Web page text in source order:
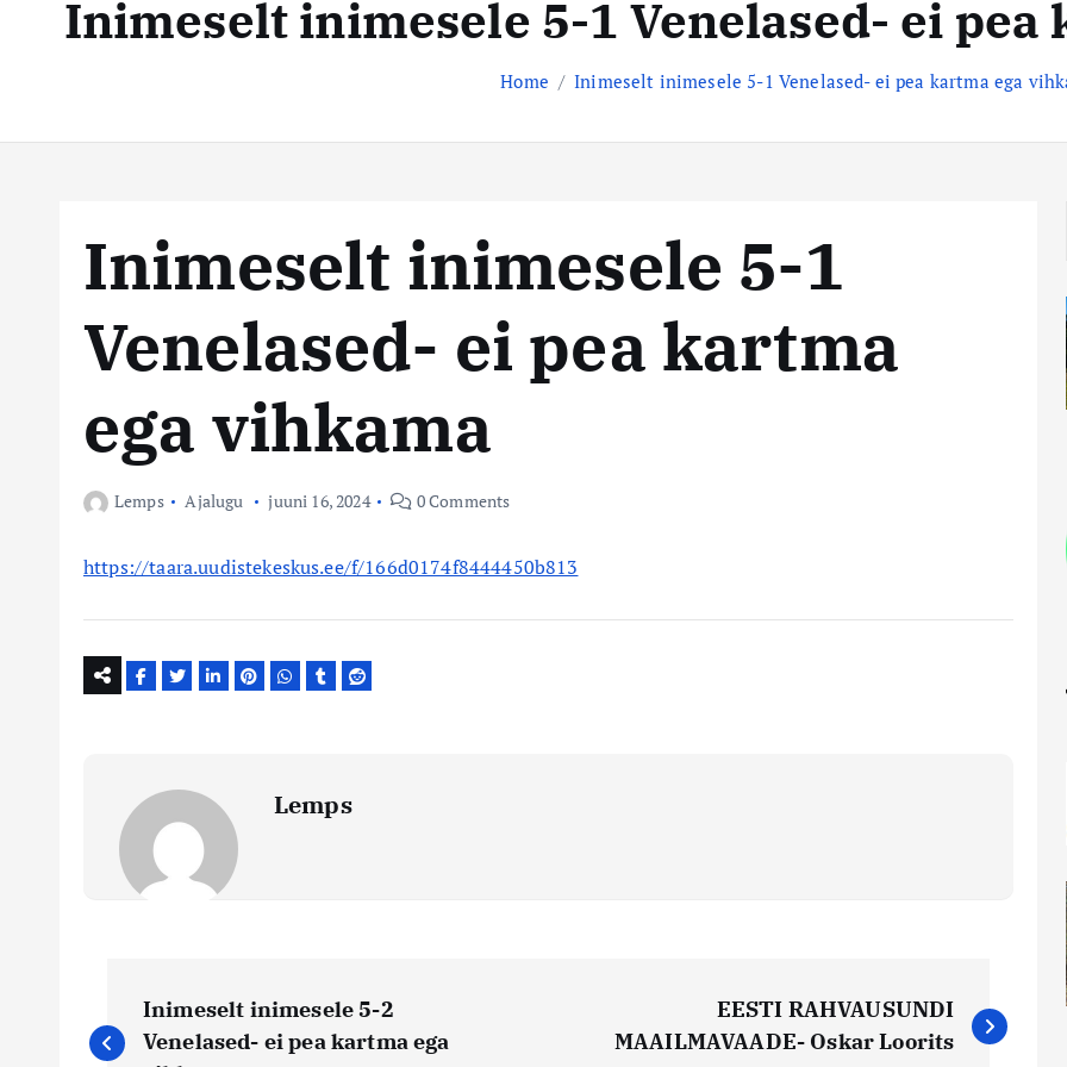
s
e
e
k
u
Inimeselt inimesele 5-1 Venelased- ei
Home Inimeselt inimesele 5-1 Venelased- ei pea kartma ega
Inimeselt inimesele 5-1
Venelased- ei pea kartma
ega vihkama
Lemps Ajalugu juuni 16, 2024 0 Comments
https://taara.uudistekeskus.ee/f/166d0174f8444450b813
Lemps
Inimeselt inimesele 5-2
Venelased- ei pea kartma ega
EESTI RAHVAUSUNDI
MAAILMAVAADE- Oskar Loorits